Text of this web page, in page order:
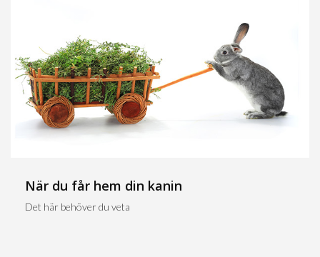
När du får hem din kanin
Det här behöver du veta